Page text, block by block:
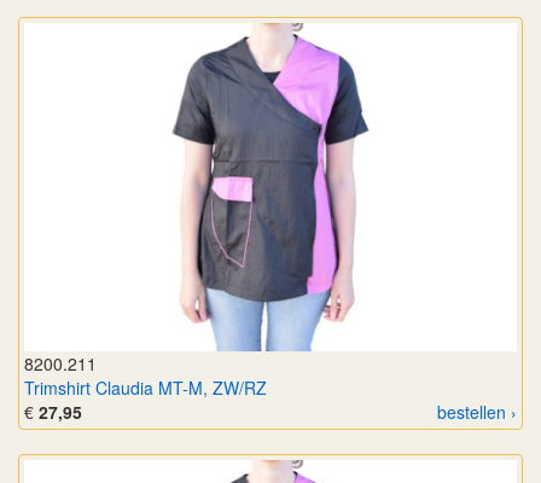
8200.211
Trimshirt Claudia MT-M, ZW/RZ
bestellen ›
€ 27,95